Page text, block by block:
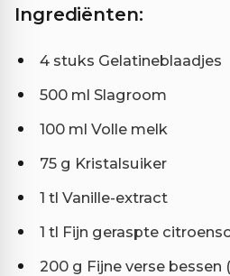
Ingrediënten:
4 stuks Gelatineblaadjes
500 ml Slagroom
100 ml Volle melk
75 g Kristalsuiker
1 tl Vanille-extract
1 tl Fijn geraspte
200 g Fijne verse bessen